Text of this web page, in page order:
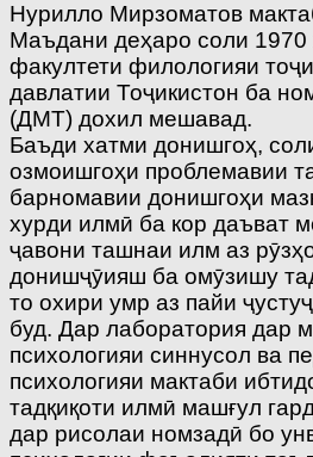
Нурилло Мирзоматов
Маъдани деҳаро соли 1970
факултети филологияи
давлатии Тоҷикистон ба
(ДМТ) дохил мешавад.
Баъди хатми донишгоҳ,
озмоишгоҳи проблемавии
барномавии донишгоҳи
хурди илмӣ ба кор даъват
ҷавони ташнаи илм аз
донишҷӯияш ба омӯзишу
то охири умр аз пайи
буд. Дар лаборатория дар
психологияи синнусол ва
психологияи мактаби
тадқиқоти илмӣ машғул
дар рисолаи номзадӣ бо